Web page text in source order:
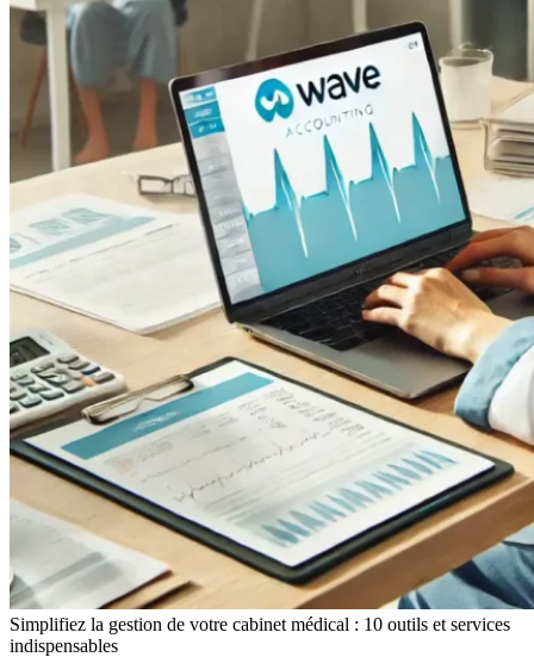
Simplifiez la gestion de votre cabinet médical : 10 outils et services
indispensables